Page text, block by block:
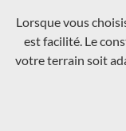
Lorsque vous
est facilité. Le
votre terrain soit